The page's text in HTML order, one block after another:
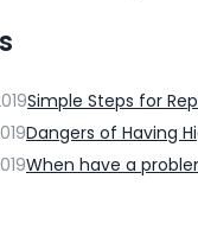
Simple Steps for
Dangers of Having
When have a